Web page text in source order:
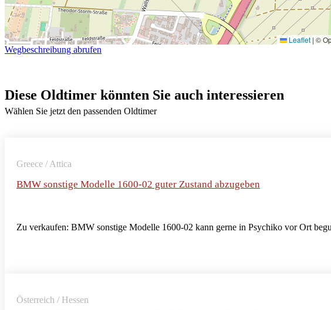
Leaflet | ©
Wegbeschreibung abrufen
Diese Oldtimer könnten Sie auch interessieren
Wählen Sie jetzt den passenden Oldtimer
Greece / Attica
BMW sonstige Modelle 1600-02 guter Zustand abzugeben
Zu verkaufen: BMW sonstige Modelle 1600-02 kann gerne in Psychiko vor Ort
Österreich / Hessen